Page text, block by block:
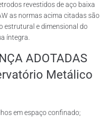
revestidos de aço baixa
as normas acima citadas são
estrutural e dimensional do
íntegra.
ADOTADAS
Metálico
em espaço confinado;